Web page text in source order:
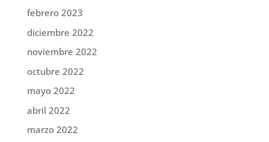
febrero 2023
diciembre 2022
noviembre 2022
octubre 2022
mayo 2022
abril 2022
marzo 2022